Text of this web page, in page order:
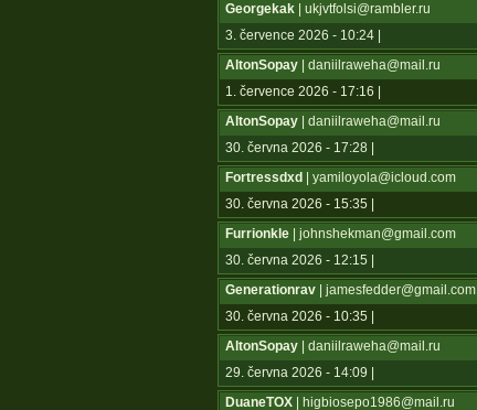
Georgekak | ukjvtfolsi@rambler.ru
3. července 2026 - 10:24 |
AltonSopay | daniilraweha@mail.ru
1. července 2026 - 17:16 |
AltonSopay | daniilraweha@mail.ru
30. června 2026 - 17:28 |
Fortressdxd | yamiloyola@icloud.com
30. června 2026 - 15:35 |
Furrionkle | johnshekman@gmail.com
30. června 2026 - 12:15 |
Generationrav | jamesfedder@gmail.com
30. června 2026 - 10:35 |
AltonSopay | daniilraweha@mail.ru
29. června 2026 - 14:09 |
DuaneTOX | higbiosepo1986@mail.ru